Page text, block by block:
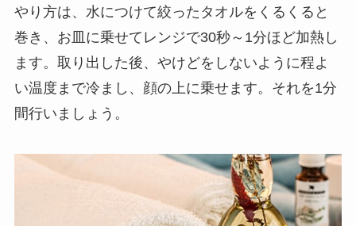
やり方は、水につけて絞ったタオルをくるくると
巻き、お皿に乗せてレンジで30秒～1分ほど加熱し
ます。取り出した後、やけどをしないように程よ
い温度まで冷まし、顔の上に乗せます。それを1分
間行いましょう。